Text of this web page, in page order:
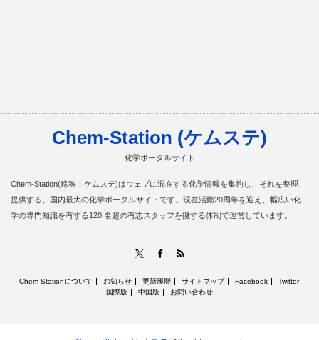
Chem-Station (ケムステ)
化学ポータルサイト
Chem-Station(略称：ケムステ)はウェブに混在する化学情報を集約し、それを整理、
提供する、国内最大の化学ポータルサイトです。現在活動20周年を迎え、幅広い化
学の専門知識を有する120 名超の有志スタッフを擁する体制で運営しています。
Facebook
Chem-Stationについて お知らせ 更新履歴 サイトマップ Facebook
Twitter
国際版
中国版 お問い合わせ